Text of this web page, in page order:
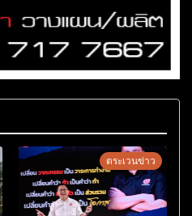
ตระเวนข่าว